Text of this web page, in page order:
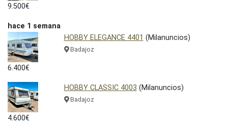
9.500€
hace 1 semana
6.400€
HOBBY ELEGANCE 4401 (Milanuncios)
Badajoz
4.600€
HOBBY CLASSIC 4003 (Milanuncios)
Badajoz